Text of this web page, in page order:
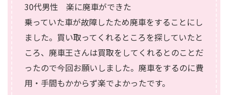
30代男性 楽に廃車ができた
乗っていた車が故障したため廃車をすることにし
ました。買い取ってくれるところを探していたと
ころ、廃車王さんは買取をしてくれるとのことだ
ったので今回お願いしました。廃車をするのに費
用・手間もかからず楽でよかったです。